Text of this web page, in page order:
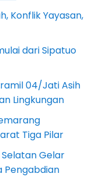
Konflik Yayasan,
dari Sipatuo
04/Jati Asih
Lingkungan
Tiga Pilar
Gelar
Pengabdian